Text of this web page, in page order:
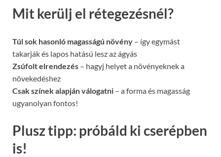
Mit kerülj el rétegezésnél?
Túl sok hasonló magasságú növény – így egymást
takarják és lapos hatású lesz az ágyás
Zsúfolt elrendezés – hagyj helyet a növényeknek a
növekedéshez
Csak színek alapján válogatni – a forma és magasság
ugyanolyan fontos!
Plusz tipp: próbáld ki cserépben
is!